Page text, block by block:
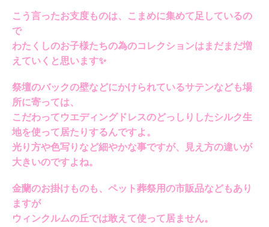
こう言ったお支度ものは、こまめに集めて足しているの
で
わたくしのお子様たちの為のコレクションはまだまだ増
えていくと思います✨
祭壇のバックの壁などにかけられているサテンなども場
所に寄っては、
こだわってウエディングドレスのどっしりしたシルク生
地を使って居たりするんですよ。
光り方や色写りなど細やかな事ですが、見え方の違いが
大きいのですよね。
金蘭のお掛けものも、ペット葬祭用の市販品などもあり
ますが
ウィンクルムの丘では敢えて使って居ません。